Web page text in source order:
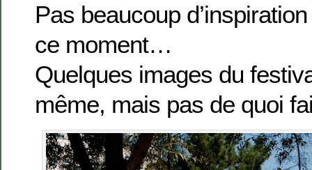
Pas beaucoup
ce moment…
Quelques images du
même, mais pas de quoi